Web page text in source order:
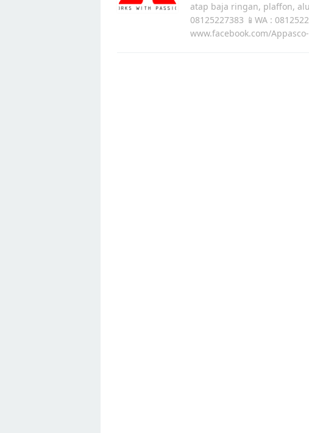
atap baja ringan, plaffon,
08125227383 📱WA :
www.facebook.com/